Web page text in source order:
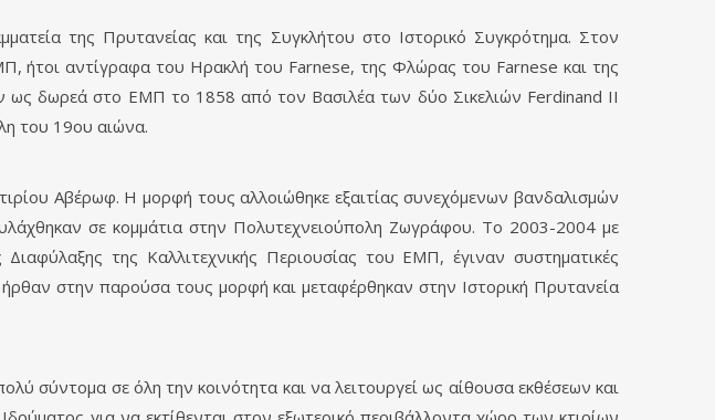
της Πρυτανείας και της Συγκλήτου στο Ιστορικό Συγκρότημα. Στον
ήτοι αντίγραφα του Ηρακλή του Farnese, της Φλώρας του Farnese και της
ως δωρεά στο ΕΜΠ το 1858 από τον Βασιλέα των δύο Σικελιών Ferdinand II
του 19ου αιώνα.
Αβέρωφ. Η μορφή τους αλλοιώθηκε εξαιτίας συνεχόμενων βανδαλισμών
σε κομμάτια στην Πολυτεχνειούπολη Ζωγράφου. Το 2003-2004 με
της Καλλιτεχνικής Περιουσίας του ΕΜΠ, έγιναν συστηματικές
στην παρούσα τους μορφή και μεταφέρθηκαν στην Ιστορική Πρυτανεία
σύντομα σε όλη την κοινότητα και να λειτουργεί ως αίθουσα εκθέσεων και